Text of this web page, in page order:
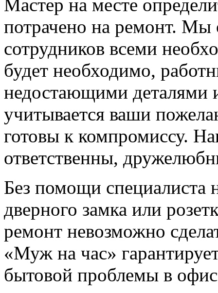
Мастер на месте
потрачено на ремонт. Мы
сотрудников всеми
будет необходимо,
недостающими деталями
учитывается ваши
готовы к компромиссу.
ответственны,
Без помощи специалиста
дверного замка или
ремонт невозможно
«Муж на час»
бытовой проблемы в